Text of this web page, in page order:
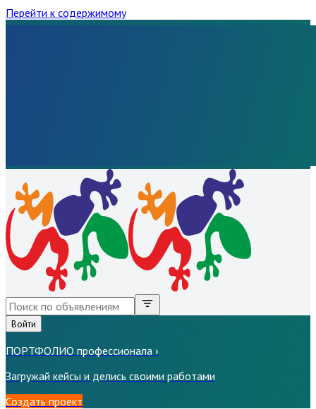
Перейти к содержимому
Войти
ПОРТФОЛИО профессионала ›
Загружай кейсы и делись своими работами
Создать проект